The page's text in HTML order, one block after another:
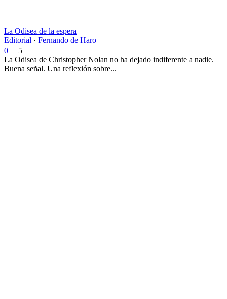
La Odisea de la espera
Editorial · Fernando de Haro
0
5
La Odisea de Christopher Nolan no ha dejado indiferente a nadie.
Buena señal. Una reflexión sobre...